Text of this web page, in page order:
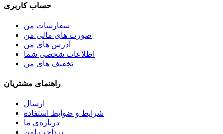
حساب کاربری
سفارشات من
صورت های مالی من
آدرس های من
اطلاعات شخصی شما
تخفیف های من
راهنمای مشتریان
ارسال
شرایط و ضوابط استفاده
درباره‌ی ما
پرداخت امن